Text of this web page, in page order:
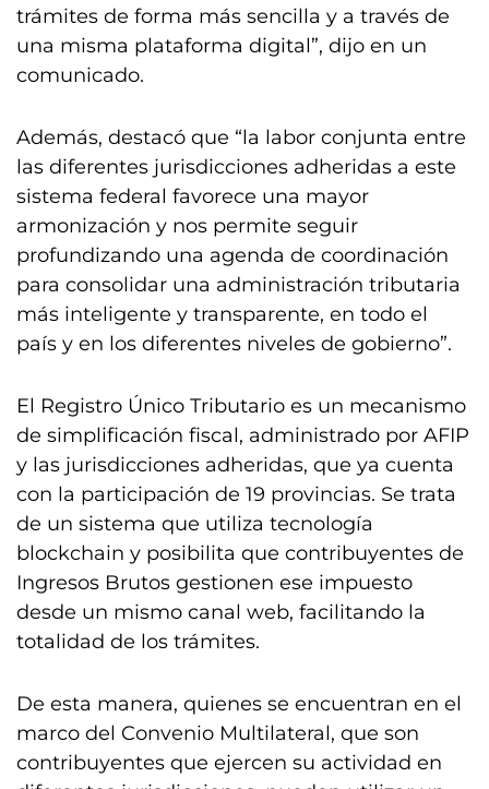
trámites de forma más sencilla y a través de
una misma plataforma digital”, dijo en un
comunicado.
Además, destacó que “la labor conjunta entre
las diferentes jurisdicciones adheridas a este
sistema federal favorece una mayor
armonización y nos permite seguir
profundizando una agenda de coordinación
para consolidar una administración tributaria
más inteligente y transparente, en todo el
país y en los diferentes niveles de gobierno”.
El Registro Único Tributario es un mecanismo
de simplificación fiscal, administrado por AFIP
y las jurisdicciones adheridas, que ya cuenta
con la participación de 19 provincias. Se trata
de un sistema que utiliza tecnología
blockchain y posibilita que contribuyentes de
Ingresos Brutos gestionen ese impuesto
desde un mismo canal web, facilitando la
totalidad de los trámites.
De esta manera, quienes se encuentran en el
marco del Convenio Multilateral, que son
contribuyentes que ejercen su actividad en